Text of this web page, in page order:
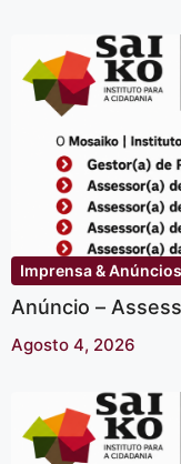
Imprensa & Anúncios
Anúncio –
Agosto 4, 2026